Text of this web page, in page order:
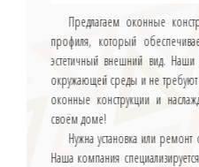
Предлагаем оконные
профиля, который
эстетичный внешний вид.
окружающей среды и не требуют
оконные конструкции и
своём доме!
Нужна установка или
Наша компания